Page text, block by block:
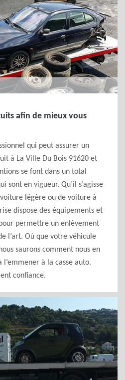
afin de mieux vous
qui peut assurer un
à La Ville Du Bois 91620 et
se font dans un total
sont en vigueur. Qu’il s’agisse
légère ou de voiture à
dispose des équipements et
permettre un enlèvement
l’art. Où que votre véhicule
saurons comment nous en
à la casse auto.
confiance.